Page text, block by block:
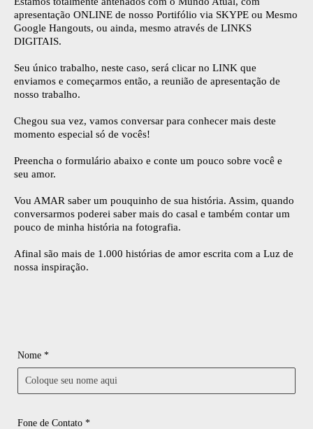
apresentação ONLINE de nosso Portifólio via SKYPE ou Mesmo
Google Hangouts, ou ainda, mesmo através de LINKS
DIGITAIS.
Seu único trabalho, neste caso, será clicar no LINK que
enviamos e começarmos então, a reunião de apresentação de
nosso trabalho.
Chegou sua vez, vamos conversar para conhecer mais deste
momento especial só de vocês!
Preencha o formulário abaixo e conte um pouco sobre você e
seu amor.
Vou AMAR saber um pouquinho de sua história. Assim, quando
conversarmos poderei saber mais do casal e também contar um
pouco de minha história na fotografia.
Afinal são mais de 1.000 histórias de amor escrita com a Luz de
nossa inspiração.
Nome *
Fone de Contato *